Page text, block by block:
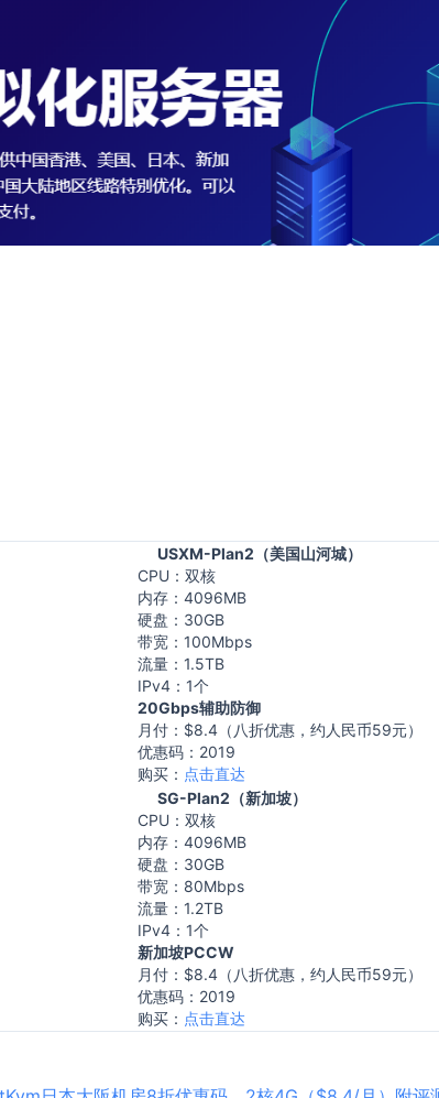
USXM-Plan2（美国山河城）
CPU：双核
内存：4096MB
硬盘：30GB
带宽：100Mbps
流量：1.5TB
IPv4：1个
20Gbps辅助防御
月付：$8.4（八折优惠，约人民币59元）
优惠码：2019
购买： 点击直达
SG-Plan2（新加坡）
CPU：双核
内存：4096MB
硬盘：30GB
带宽：80Mbps
流量：1.2TB
IPv4：1个
新加坡PCCW
月付：$8.4（八折优惠，约人民币59元）
优惠码：2019
购买： 点击直达